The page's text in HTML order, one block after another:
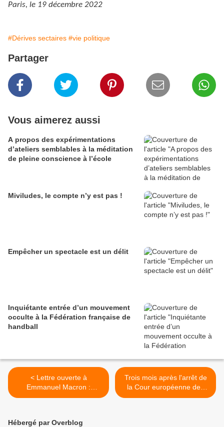
Paris, le 19 décembre 2022
#Dérives sectaires #vie politique
Partager
Vous aimerez aussi
A propos des expérimentations
d’ateliers semblables à la méditation
de pleine conscience à l’école
Miviludes, le compte n’y est pas !
Empêcher un spectacle est un délit
Inquiétante entrée d’un mouvement
occulte à la Fédération française de
handball
< Lettre ouverte à
Emmanuel Macron :
Obtenir de l’UE un retrait
l’énergie
Trois mois après l'arrêt de
la Cour européenne des
droits de l'Homme, les
Hébergé par Overblog